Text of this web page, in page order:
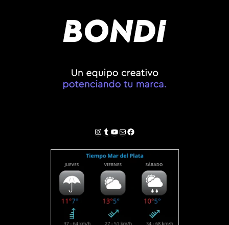
Instagram
Tumblr
YouTube
Correo electrónico
Facebook